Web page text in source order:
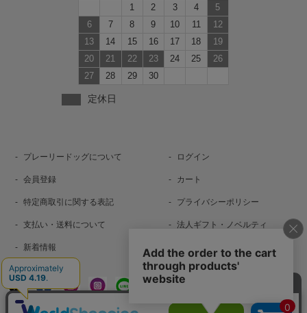
1
2 3 4
5
6
7 8 9 10 11
12
13
14 15 16 17 18
19
20
21 22 23 24 25
26
27
28 29 30
定休日
プレーリードッグについて ログイン
会員登録 カート
特定商取引に関する表記 プライバシーポリシー
支払い・送料について 法人ギフト・ノベルティ
新着情報